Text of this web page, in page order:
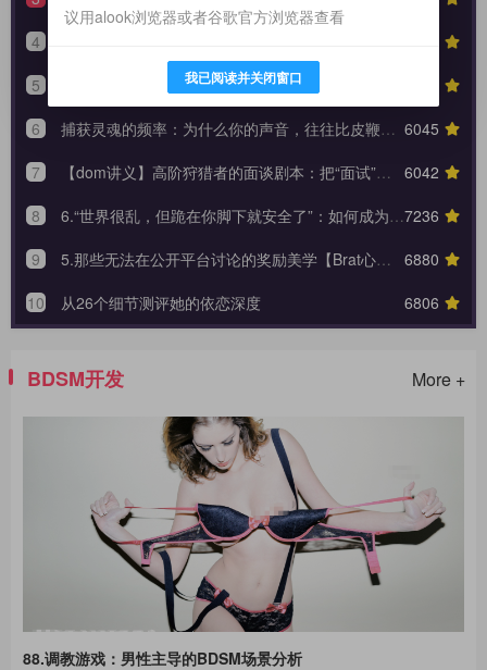
4
5
如何让那个白天高冷的她，在你的实时注视下哭着承认内心的荒芜？
6045
6
捕获灵魂的频率：为什么你的声音，往往比皮鞭更能让她战栗？
6042
7
【dom讲义】高阶狩猎者的面谈剧本：把“面试”变成一场让对方沉沦的心理外科手术。
7236
8
6.“世界很乱，但跪在你脚下就安全了”：如何成为 Brat 生命中唯一的锚点与终极归宿？【Brat心奴系列-第六期】
6880
9
5.那些无法在公开平台讨论的奖励美学【Brat心奴系列-第五期】
6806
10 从26个细节测评她的依恋深度
BDSM开发 More +
88.调教游戏：男性主导的BDSM场景分析
议用alook浏览器或者谷歌官方浏览器查看
我已阅读并关闭窗口